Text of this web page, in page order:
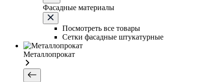
Фасадные материалы
Посмотреть все товары
Сетки фасадные штукатурные
Металлопрокат